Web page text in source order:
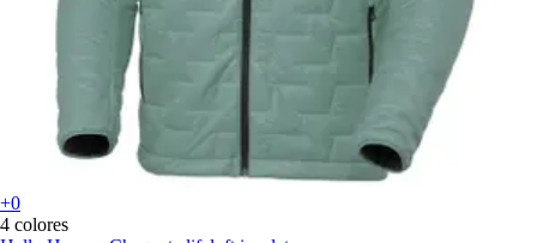
+0
4 colores